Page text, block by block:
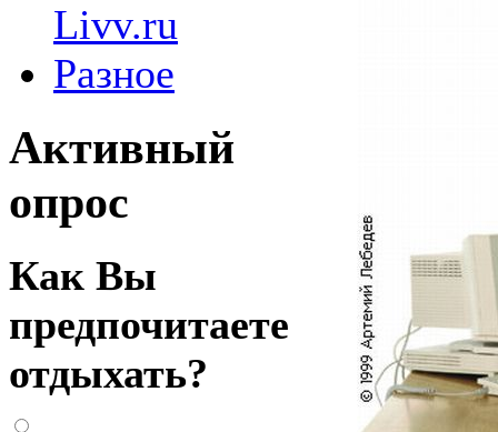
Livv.ru
Разное
Активный
опрос
Как Вы
предпочитаете
отдыхать?